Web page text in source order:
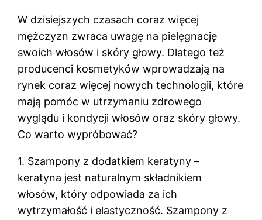
W dzisiejszych czasach coraz więcej
mężczyzn zwraca uwagę na pielęgnację
swoich włosów i skóry głowy. Dlatego też
producenci kosmetyków wprowadzają na
rynek coraz więcej nowych technologii, które
mają pomóc w utrzymaniu zdrowego
wyglądu i kondycji włosów oraz skóry głowy.
Co warto wypróbować?
1. Szampony z dodatkiem keratyny –
keratyna jest naturalnym składnikiem
włosów, który odpowiada za ich
wytrzymałość i elastyczność. Szampony z